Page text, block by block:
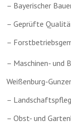
– Bayerischer
– Geprüfte
–
– Maschinen- und
Weißenburg-
–
– Obst- und